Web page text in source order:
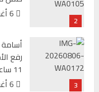
“شاماس” أبوظبي يطلق
برازيلية وتجربة ضيافة
6 أغسطس، 2026
2
3
أسامة
11 ساعة